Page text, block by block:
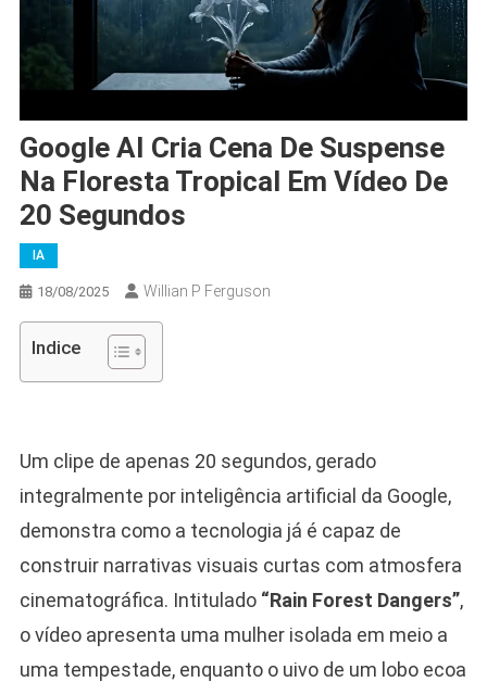
Google AI Cria Cena De Suspense
Na Floresta Tropical Em Vídeo De
20 Segundos
IA
18/08/2025 Willian P Ferguson
Indice
Um clipe de apenas 20 segundos, gerado
integralmente por inteligência artificial da Google,
demonstra como a tecnologia já é capaz de
construir narrativas visuais curtas com atmosfera
cinematográfica. Intitulado “Rain Forest Dangers”,
o vídeo apresenta uma mulher isolada em meio a
uma tempestade, enquanto o uivo de um lobo ecoa